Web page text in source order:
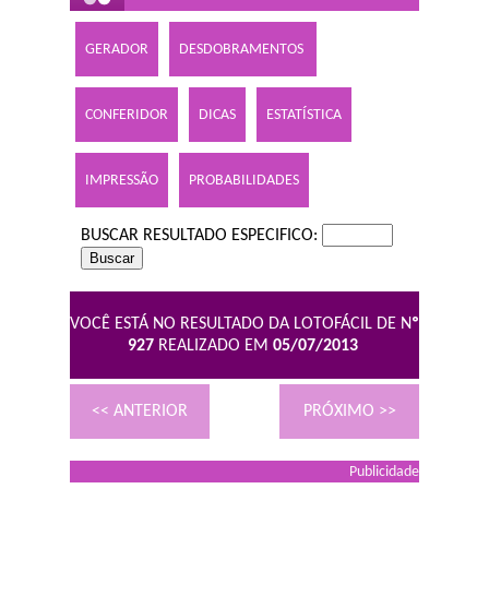
GERADOR DESDOBRAMENTOS
CONFERIDOR DICAS ESTATÍSTICA
IMPRESSÃO PROBABILIDADES
BUSCAR RESULTADO ESPECIFICO:
VOCÊ ESTÁ NO RESULTADO DA LOTOFÁCIL DE Nº
927 REALIZADO EM 05/07/2013
<< ANTERIOR PRÓXIMO >>
Publicidade